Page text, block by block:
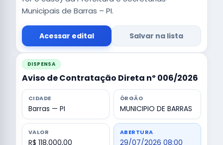
Municipais de Barras – PI.
Acessar edital Salvar na lista
DISPENSA
Aviso de Contratação Direta nº 006/2026
CIDADE
Barras — PI
ÓRGÃO
MUNICIPIO DE BARRAS
VALOR
R$ 118.000,00
ABERTURA
29/07/2026 08:00